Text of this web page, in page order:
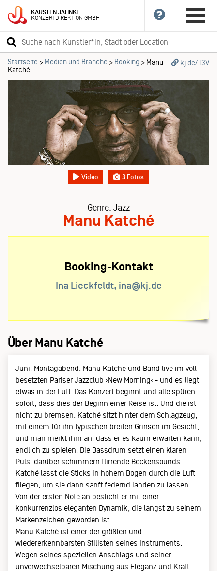
KARSTENJAHNKE
KONZERTDIREKTIONGMBH
Suchbegriff
eingeben
Startseite > Medien und Branche > Booking > Manu
Katché
kj.de/T3V
Video 3 Fotos
Genre: Jazz
Manu Katché
Booking-Kontakt
Ina Lieckfeldt, ina@kj.de
Über Manu Katché
Juni. Montagabend. Manu Katché und Band live im voll
besetzten Pariser Jazzclub ›New Morning‹ - und es liegt
etwas in der Luft. Das Konzert beginnt und alle spüren
sofort, dass dies der Beginn einer Reise ist. Und die ist
nicht zu bremsen. Katché sitzt hinter dem Schlagzeug,
mit einem für ihn typischen breiten Grinsen im Gesicht,
und man merkt ihm an, dass er es kaum erwarten kann,
endlich zu spielen. Die Bassdrum setzt einen klaren
Puls, darüber schimmern flirrende Beckensounds.
Katché lässt die Sticks in hohem Bogen durch die Luft
fliegen, um sie dann sanft federnd landen zu lassen.
Von der ersten Note an besticht er mit einer
konkurrenzlos eleganten Dynamik, die längst zu seinem
Markenzeichen geworden ist.
Manu Katché ist einer der größten und
wiedererkennbarsten Stilisten seines Instruments.
Wegen seines speziellen Anschlags und seiner
unverwechselbaren Mischung aus Eleganz und Kraft